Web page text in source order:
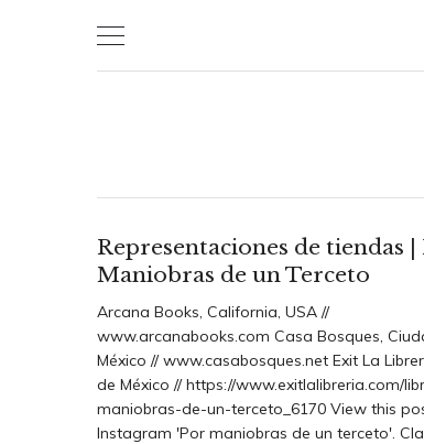
Representaciones de tiendas |
Maniobras de un Terceto
Arcana Books, California, USA //
www.arcanabooks.com Casa Bosques,
México // www.casabosques.net Exit La
de México // https://www.exitlalibreria.com/
maniobras-de-un-terceto_6170 View this
Instagram 'Por maniobras de un terceto'.